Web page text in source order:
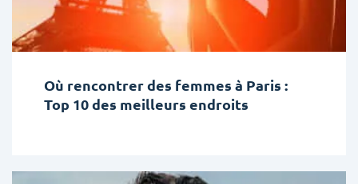
Où rencontrer des femmes à Paris :
Top 10 des meilleurs endroits